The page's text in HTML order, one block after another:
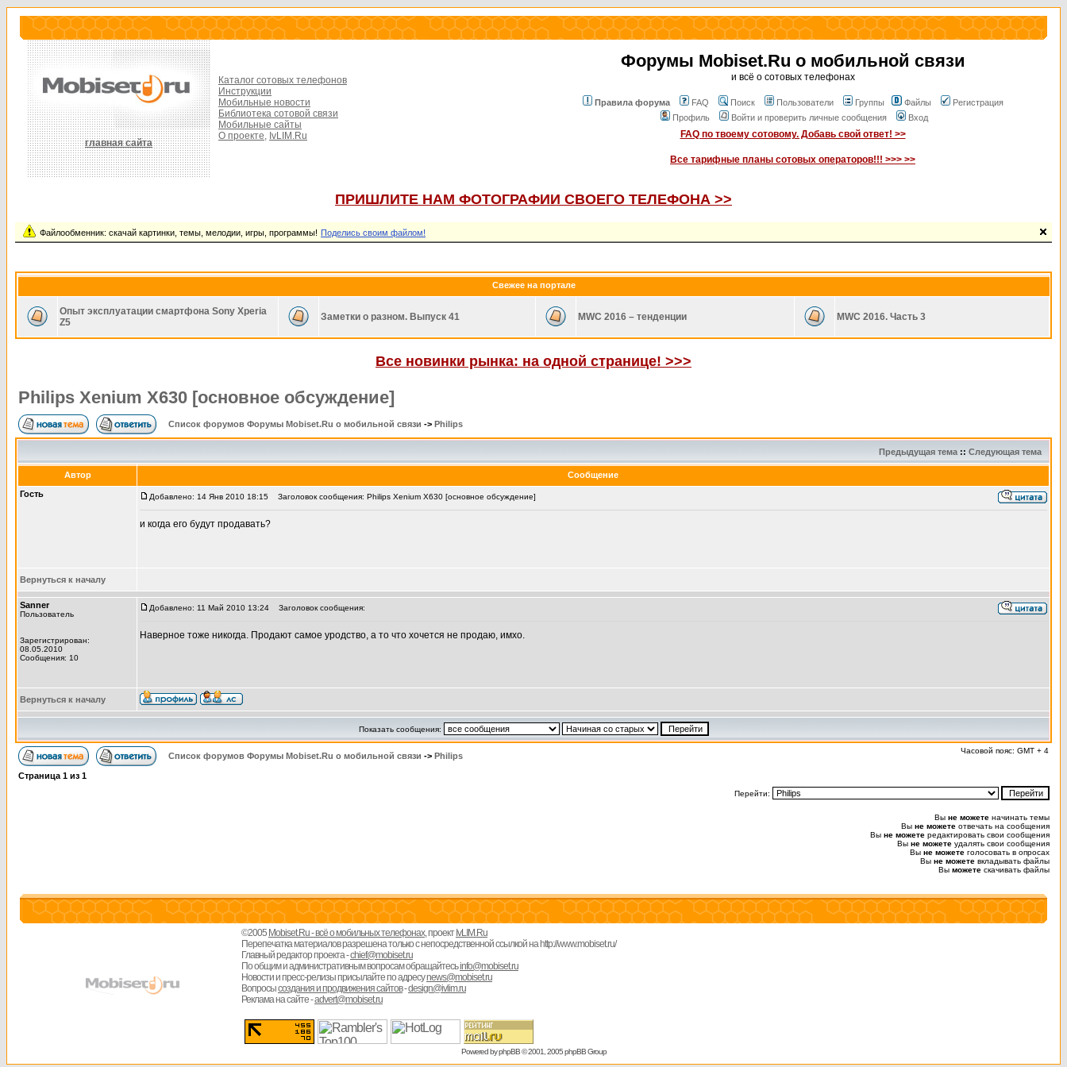
главная сайта
Каталог сотовых телефонов
Инструкции
Мобильные новости
Библиотека сотовой связи
Мобильные сайты
О проекте, IvLIM.Ru
Форумы Mobiset.Ru о мобильной связи
и всё о сотовых телефонах
Правила форума FAQ Поиск Пользователи Группы Файлы
Регистрация
Профиль
Войти и проверить личные сообщения Вход
FAQ по твоему сотовому. Добавь свой ответ! >>
Все тарифные планы сотовых операторов!!! >>> >>
ПРИШЛИТЕ НАМ ФОТОГРАФИИ СВОЕГО ТЕЛЕФОНА >>
Файлообменник: скачай картинки, темы, мелодии, игры, программы! Поделись своим файлом!
Свежее на портале
Опыт эксплуатации смартфона Sony Xperia
Z5
Заметки о разном. Выпуск 41 MWC 2016 – тенденции MWC 2016. Часть 3
Все новинки рынка: на одной странице! >>>
Philips Xenium X630 [основное обсуждение]
Список форумов Форумы Mobiset.Ru о мобильной связи -> Philips
Предыдущая тема :: Следующая тема
Автор
Сообщение
Гость
Добавлено: 14 Янв 2010 18:15 Заголовок сообщения: Philips Xenium X630 [основное обсуждение]
и когда его будут продавать?
Вернуться к началу
Sanner
Пользователь
Зарегистрирован:
08.05.2010
Сообщения: 10
Добавлено: 11 Май 2010 13:24 Заголовок сообщения:
Наверное тоже никогда. Продают самое уродство, а то что хочется не продаю, имхо.
Вернуться к началу
Показать сообщения:
Список форумов Форумы Mobiset.Ru о мобильной связи -> Philips
Часовой пояс: GMT + 4
Страница 1 из 1
Перейти:
Вы не можете начинать темы
Вы не можете отвечать на сообщения
Вы не можете редактировать свои сообщения
Вы не можете удалять свои сообщения
Вы не можете голосовать в опросах
Вы не можете вкладывать файлы
Вы можете скачивать файлы
©2005 Mobiset.Ru - всё о мобильных телефонах, проект IvLIM.Ru
Перепечатка материалов разрешена только с непосредственной ссылкой на http://www.mobiset.ru/
Главный редактор проекта -chief@mobiset.ru
По общим и административным вопросам обращайтесьinfo@mobiset.ru
Новости и пресс-релизы присылайте по адресуnews@mobiset.ru
Вопросысоздания и продвижения сайтов-design@ivlim.ru
Реклама на сайте -advert@mobiset.ru
Powered byphpBB© 2001, 2005 phpBB Group